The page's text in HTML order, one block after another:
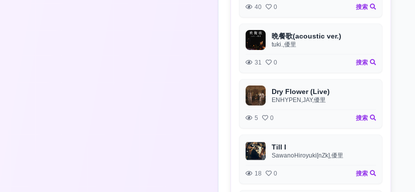
40 0 搜索
晩餐歌(acoustic ver.)
tuki.,優里
31 0 搜索
Dry Flower (Live)
ENHYPEN,JAY,優里
5 0 搜索
Till I
SawanoHiroyuki[nZk],優里
18 0 搜索